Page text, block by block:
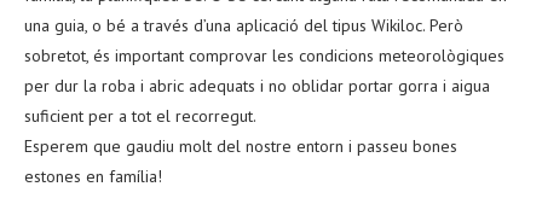
una guia, o bé a través d’una aplicació del tipus Wikiloc. Però
sobretot, és important comprovar les condicions meteorològiques
per dur la roba i abric adequats i no oblidar portar gorra i aigua
suficient per a tot el recorregut.
Esperem que gaudiu molt del nostre entorn i passeu bones
estones en família!